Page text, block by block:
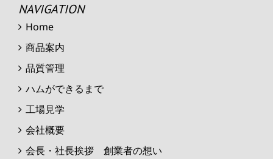
NAVIGATION
Home
商品案内
品質管理
ハムができるまで
工場見学
会社概要
会長・社長挨拶 創業者の想い